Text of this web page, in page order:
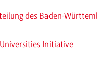
des Baden-
Initiative